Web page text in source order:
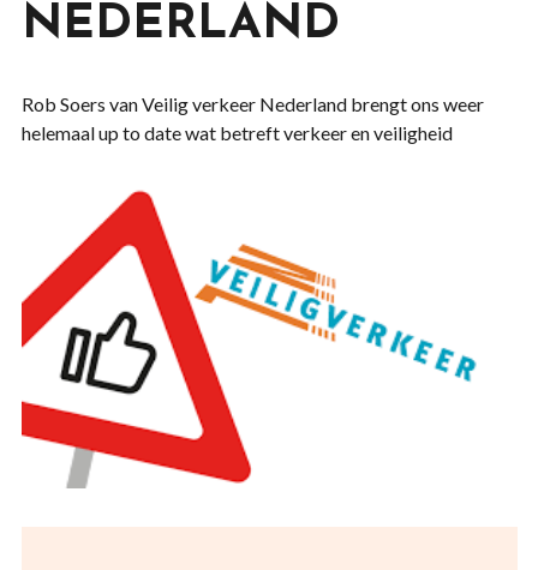
NEDERLAND
Rob Soers van Veilig verkeer Nederland brengt ons weer
helemaal up to date wat betreft verkeer en veiligheid